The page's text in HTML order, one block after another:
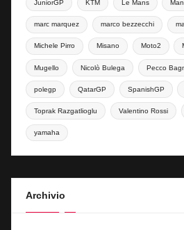
JuniorGP KTM Le Mans
marc marquez marco bezzecchi
Michele Pirro Misano Moto2
Mugello Nicolò Bulega Pecco
polegp QatarGP SpanishGP
Toprak Razgatlioglu Valentino Rossi
yamaha
Archivio